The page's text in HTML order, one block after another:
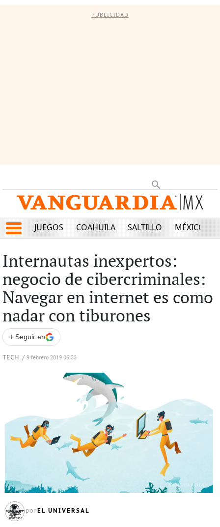
PUBLICIDAD
JUEGOS COAHUILA SALTILLO MÉXICO
Internautas inexpertos:
negocio de cibercriminales:
Navegar en internet es como
nadar con tiburones
+ Seguir en
TECH / 9 febrero 2019 06:33
por EL UNIVERSAL